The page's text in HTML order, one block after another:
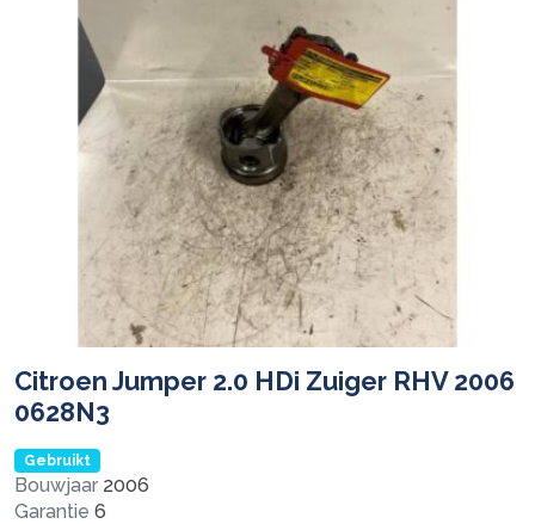
Citroen Jumper 2.0 HDi Zuiger RHV 2006
0628N3
Gebruikt
Bouwjaar 2006
Garantie 6